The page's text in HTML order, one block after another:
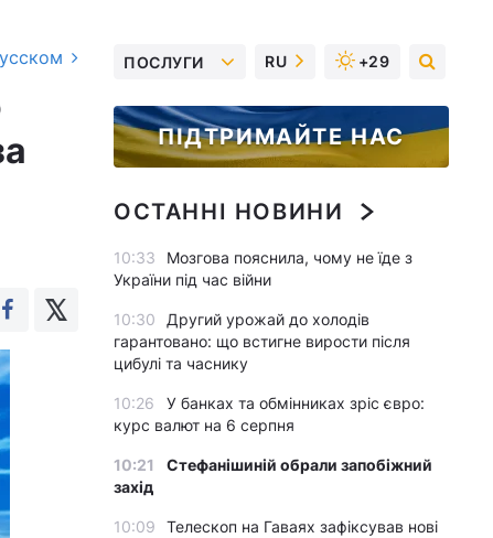
ПОСЛУГИ RU +29
ПІДТРИМАЙТЕ НАС
ОСТАННІ НОВИНИ
10:33
Мозгова пояснила, чому не їде з
України під час війни
10:30
Другий урожай до холодів
гарантовано: що встигне вирости після
цибулі та часнику
10:26
У банках та обмінниках зріс євро:
курс валют на 6 серпня
10:21
Стефанішиній обрали запобіжний
захід
10:09
Телескоп на Гаваях зафіксував нові